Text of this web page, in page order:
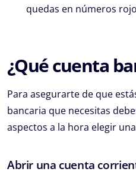
quedas en números
¿Qué cuenta
Para asegurarte de que
bancaria que necesitas
aspectos a la hora elegir
Abrir una cuenta